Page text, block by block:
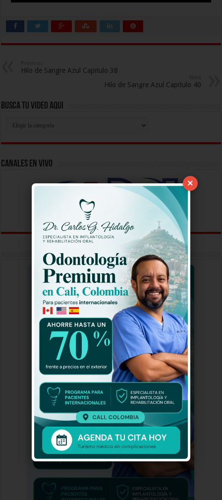
Hilo de Sangre Azul Capitulo 38
Hilo de Sangre Azul Capitulo 40
Busca Tu Video Aqui
Aqui
Canales En Vivo
×